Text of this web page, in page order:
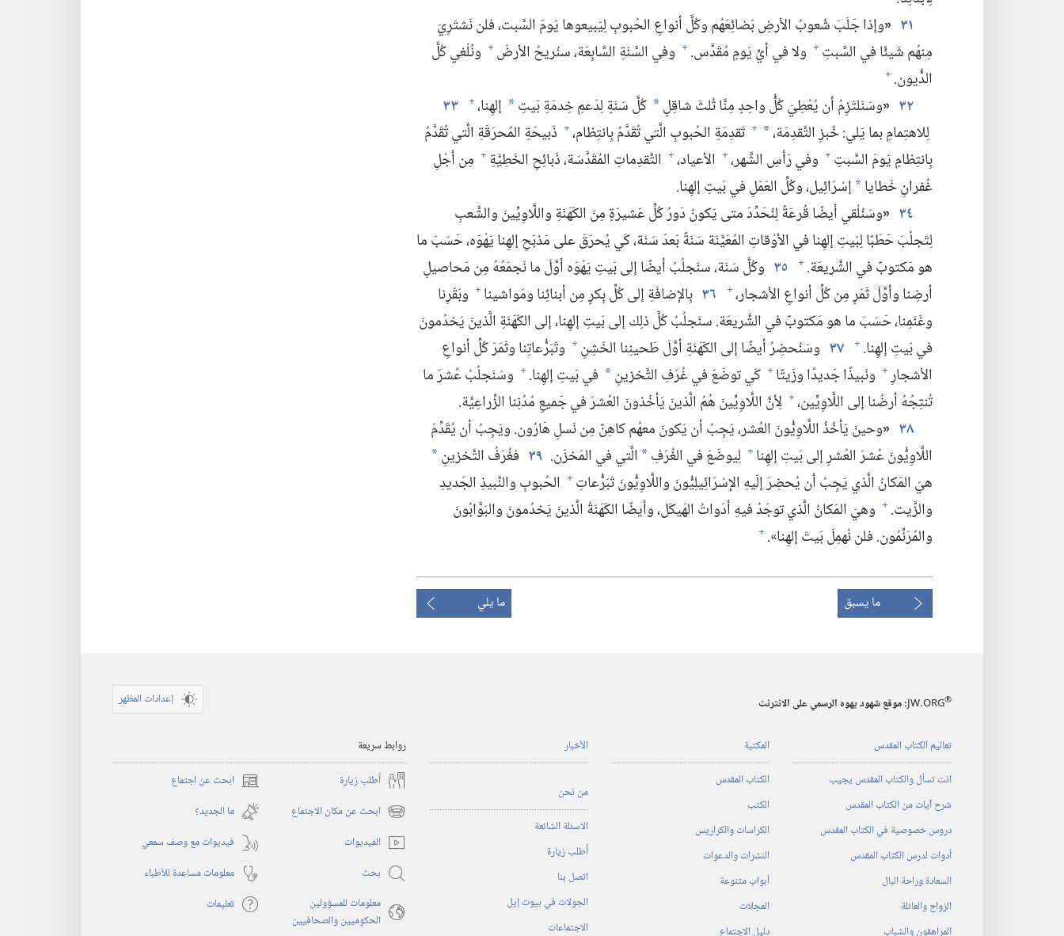
٣١ «وإذا جَلَبَ شُعوبُ الأرضِ بَضائِعَهُم وكُلَّ أنواعِ الحُبوبِ لِيَبيعوها يَومَ السَّبت،‏ فلن نَشتَرِيَ
مِنهُم شَيئًا في السَّبتِ + ولا في أيِّ يَومٍ مُقَدَّس.‏ + وفي السَّنَةِ السَّابِعَة،‏ سنُريحُ الأرضَ + ونُلْغي كُلَّ
الدُّيون.‏ +
٣٢ «وسَنَلتَزِمُ أن يُعْطِيَ كُلُّ واحِدٍ مِنَّا ثُلثَ شاقِلٍ * كُلَّ سَنَةٍ لِدَعمِ خِدمَةِ بَيتِ * إلهِنا،‏+
٣٣
لِلاهتِمامِ بما يَلي:‏ خُبزِ التَّقدِمَة،‏*
+ تَقدِمَةِ الحُبوبِ الَّتي تُقَدَّمُ بِانتِظام،‏+ ذَبيحَةِ المُحرَقَةِ الَّتي تُقَدَّمُ
بِانتِظامٍ يَومَ السَّبتِ + وفي رَأسِ الشَّهر،‏+ الأعياد،‏+ التَّقدِماتِ المُقَدَّسَة،‏ ذَبائِحِ الخَطِيَّةِ + مِن أجْلِ
غُفرانِ خَطايا * إسْرَائِيل،‏ وكُلِّ العَمَلِ في بَيتِ إلهِنا.‏
٣٤ «وسَنُلْقي أيضًا قُرعَةً لِنُحَدِّدَ متى يَكونُ دَورُ كُلِّ عَشيرَةٍ مِنَ الكَهَنَةِ واللَّاوِيِّينَ والشَّعبِ
لِتَجلُبَ حَطَبًا لِبَيتِ إلهِنا في الأوْقاتِ المُعَيَّنَة سَنَةً بَعدَ سَنَة،‏ كَي يُحرَقَ على مَذبَحِ إلهِنا يَهْوَه،‏ حَسَبَ ما
هو مَكتوبٌ في الشَّريعَة.‏ + ٣٥ وكُلَّ سَنَة،‏ سنَجلُبُ أيضًا إلى بَيتِ يَهْوَه أوَّلَ ما نَجمَعُهُ مِن مَحاصيلِ
أرضِنا وأوَّلَ ثَمَرٍ مِن كُلِّ أنواعِ الأشجار،‏+ ٣٦ بِالإضافَةِ إلى كُلِّ بِكرٍ مِن أبنائِنا ومَواشينا + وبَقَرِنا
وغَنَمِنا،‏ حَسَبَ ما هو مَكتوبٌ في الشَّريعَة.‏ سنَجلُبُ كُلَّ ذلِك إلى بَيتِ إلهِنا،‏ إلى الكَهَنَةِ الَّذينَ يَخدُمونَ
في بَيتِ إلهِنا.‏ + ٣٧ وسَنُحضِرُ أيضًا إلى الكَهَنَةِ أوَّلَ طَحينِنا الخَشِنِ + وتَبَرُّعاتِنا وثَمَرَ كُلِّ أنواعِ
الأشجارِ+ ونَبيذًا جَديدًا وزَيتًا + كَي توضَعَ في غُرَفِ التَّخزينِ * في بَيتِ إلهِنا.‏ + وسَنَجلُبُ عُشرَ ما
تُنتِجُهُ أرضُنا إلى اللَّاوِيِّين،‏+ لِأنَّ اللَّاوِيِّينَ هُمُ الَّذينَ يَأخُذونَ العُشرَ في جَميعِ مُدُنِنا الزِّراعِيَّة.‏
٣٨ «وحينَ يَأخُذُ اللَّاوِيُّونَ العُشر،‏ يَجِبُ أن يَكونَ معهُم كاهِنٌ مِن نَسلِ هَارُون.‏ ويَجِبُ أن يُقَدِّمَ
اللَّاوِيُّونَ عُشرَ العُشرِ إلى بَيتِ إلهِنا + لِيوضَعَ في الغُرَفِ * الَّتي في المَخزَن.‏ ٣٩ فغُرَفُ التَّخزينِ *
هيَ المَكانُ الَّذي يَجِبُ أن يُحضِرَ إلَيهِ الإسْرَائِيلِيُّونَ واللَّاوِيُّونَ تَبَرُّعاتِ + الحُبوبِ والنَّبيذِ الجَديدِ
والزَّيت.‏ + وهيَ المَكانُ الَّذي توجَدُ فيهِ أدَواتُ الهَيكَل،‏ وأيضًا الكَهَنَةُ الَّذينَ يَخدُمونَ والبَوَّابُونَ
والمُرَنِّمُون.‏ فلن نُهمِلَ بَيتَ إلهِنا».‏ +
ما يسبق ما يلي
JW.ORG® :‏ موقع شهود يهوه الرسمي على الانترنت إعدادات المظهر
تعاليم الكتاب المقدس
انت تسأل والكتاب المقدس يجيب
شرح آيات من الكتاب المقدس
دروس خصوصية في الكتاب المقدس
أدوات لدرس الكتاب المقدس
السعادة وراحة البال
الزواج والعائلة
المراهقون والشباب
المكتبة
الكتاب المقدس
الكتب
الكراسات والكراريس
النشرات والدعوات
أبواب متنوعة
المجلات
دليل الاجتماع
الأخبار
من نحن
الاسئلة الشائعة
أُطلب زيارة
اتصل بنا
الجولات في بيوت إيل
الاجتماعات
روابط سريعة
أُطلب زيارة
ابحث عن اجتماع (يفتح
نافذة
جديدة)
ابحث عن مكان الاجتماع (يفتح
نافذة
جديدة)
ما الجديد؟‏
الفيديوات
فيديوات مع وصف سمعي
بحث
معلومات مساعِدة للأطباء
معلومات للمسؤولين
الحكوميين والصحافيين
تعليمات